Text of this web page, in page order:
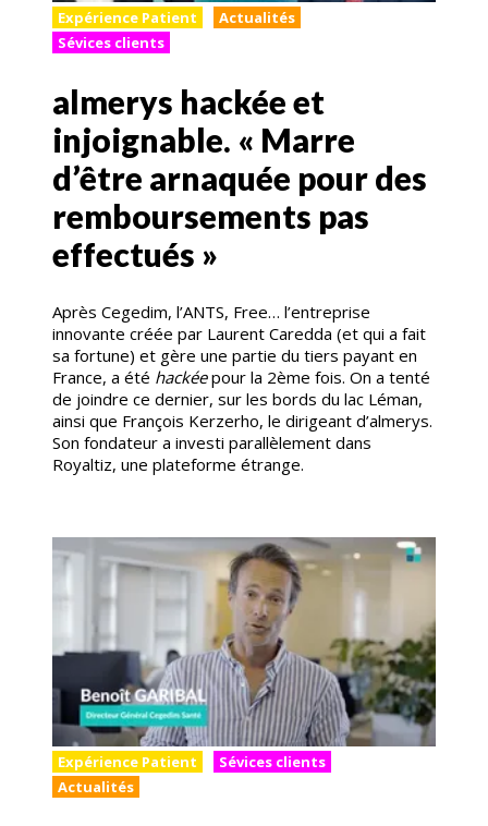
Expérience Patient
Actualités
Sévices clients
almerys hackée et
injoignable. « Marre
d’être arnaquée pour des
remboursements pas
effectués »
Après Cegedim, l’ANTS, Free… l’entreprise
innovante créée par Laurent Caredda (et qui a fait
sa fortune) et gère une partie du tiers payant en
France, a été hackéepour la 2ème fois. On a tenté
de joindre ce dernier, sur les bords du lac Léman,
ainsi que François Kerzerho, le dirigeant d’almerys.
Son fondateur a investi parallèlement dans
Royaltiz, une plateforme étrange.
Expérience Patient
Sévices clients
Actualités